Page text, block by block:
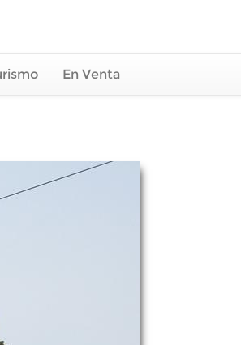
En Venta